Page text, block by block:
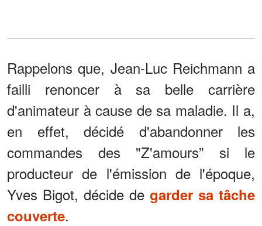
Rappelons que, Jean-Luc Reichmann a
failli renoncer à sa belle carrière
d'animateur à cause de sa maladie. Il a,
en effet, décidé d'abandonner les
commandes des "Z'amours” si le
producteur de l'émission de l'époque,
Yves Bigot, décide de garder sa tâche
couverte.